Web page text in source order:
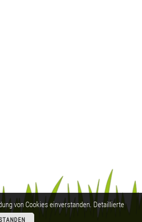
von Cookies einverstanden. Detaillierte